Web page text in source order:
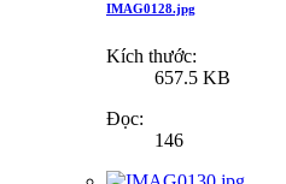
IMAG0128.jpg
Kích thước:
657.5 KB
Đọc:
146